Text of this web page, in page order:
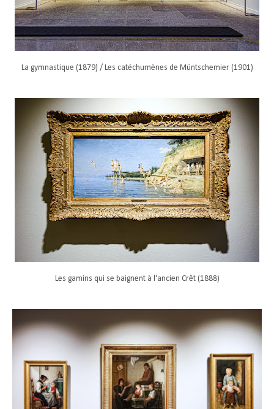
La gymnastique (1879) / Les catéchumènes de Müntschemier (1901)
Les gamins qui se baignent à l'ancien Crêt (1888)